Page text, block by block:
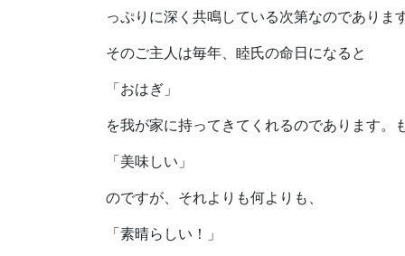
っぷりに深く共鳴している次第なのであります
そのご主人は毎年、睦氏の命日になると
「おはぎ」
を我が家に持ってきてくれるのであります。
「美味しい」
のですが、それよりも何よりも、
「素晴らしい！」